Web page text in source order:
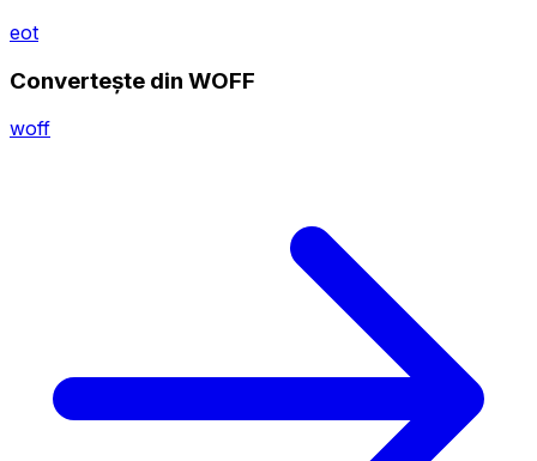
eot
Convertește din WOFF
woff